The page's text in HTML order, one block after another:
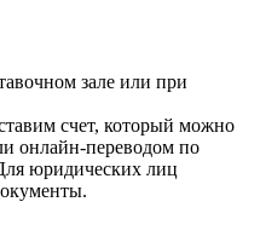
зале или при
счет, который можно
онлайн-переводом по
юридических лиц